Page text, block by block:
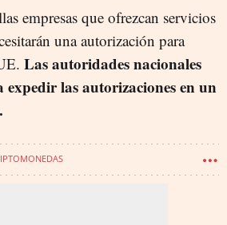
empresas que ofrezcan servicios
una autorización para
Las autoridades nacionales
expedir las autorizaciones en un